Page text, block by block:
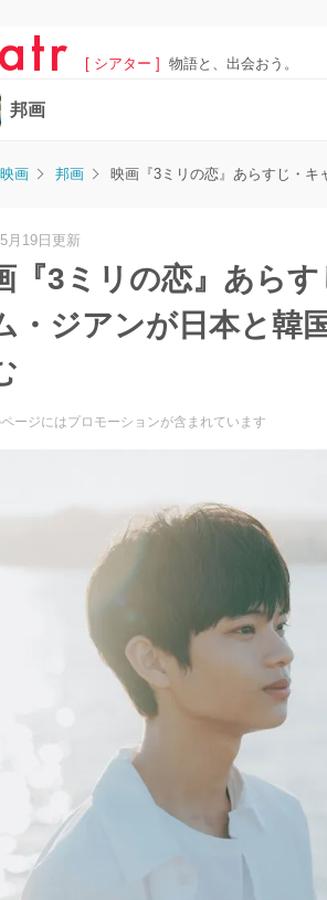
[ シアター ] 物語と、出会おう。
邦画
映画 邦画 映画『3ミリの恋』あらすじ・
月19日更新
『3ミリの恋』あら
・ジアンが日本と韓
ージにはプロモーションが含まれています